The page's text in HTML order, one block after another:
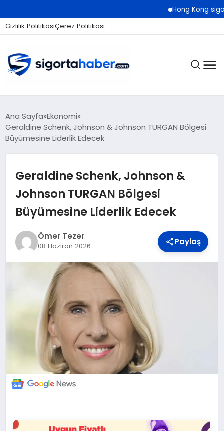
Hong Kong sigorta
Gizlilik PolitikasıÇerez Politikası
SIGORTA
EKONOMI
BILIM VE TEKNOLOJI
OTOMOBIL
İLETIŞIM
Ana Sayfa Ekonomi
Geraldine Schenk, Johnson & Johnson TURGAN Bölgesi
Büyümesine Liderlik Edecek
Geraldine Schenk, Johnson &
Johnson TURGAN Bölgesi
Büyümesine Liderlik Edecek
Ömer Tezer
08 Haziran 2026 Paylaş